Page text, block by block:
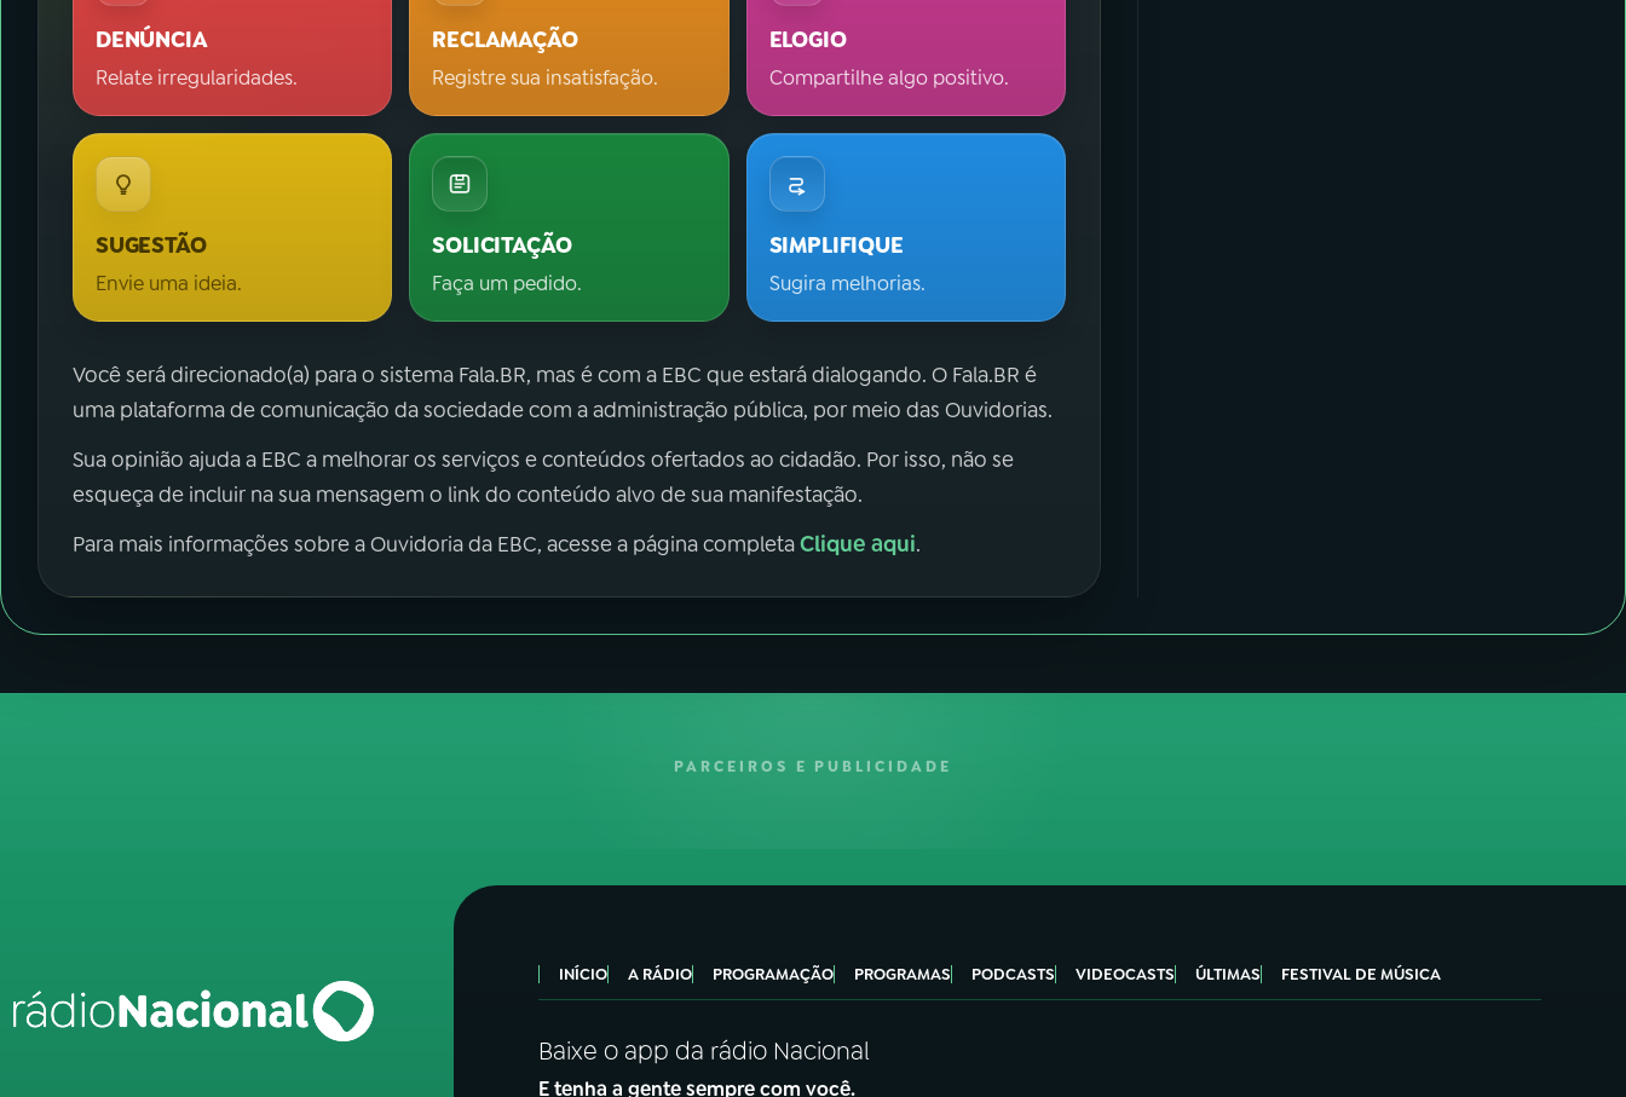
DENÚNCIA
Relate irregularidades.
RECLAMAÇÃO
Registre sua insatisfação.
ELOGIO
Compartilhe algo positivo.
SUGESTÃO
Envie uma ideia.
SOLICITAÇÃO
Faça um pedido.
SIMPLIFIQUE
Sugira melhorias.
Você será direcionado(a) para o sistema Fala.BR, mas é com a EBC que estará dialogando. O Fala.BR é
uma plataforma de comunicação da sociedade com a administração pública, por meio das Ouvidorias.
Sua opinião ajuda a EBC a melhorar os serviços e conteúdos ofertados ao cidadão. Por isso, não se
esqueça de incluir na sua mensagem o link do conteúdo alvo de sua manifestação.
Para mais informações sobre a Ouvidoria da EBC, acesse a página completaClique aqui.
PARCEIROS E PUBLICIDADE
INÍCIO A RÁDIO PROGRAMAÇÃO PROGRAMAS PODCASTS VIDEOCASTS ÚLTIMAS FESTIVAL DE MÚSICA
Baixe o app da rádio Nacional
E tenha a gente sempre com você.